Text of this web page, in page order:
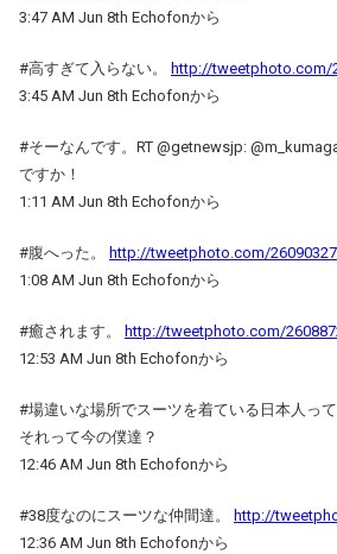
3:47 AM Jun 8th Echofonから
#高すぎて入らない。
http://tweetphoto.com/
3:45 AM Jun 8th Echofonから
#そーなんです。RT @getnewsjp:
ですか！
1:11 AM Jun 8th Echofonから
#腹へった。
http://tweetphoto.com/26090327
1:08 AM Jun 8th Echofonから
#癒されます。
http://tweetphoto.com/
12:53 AM Jun 8th Echofonから
#場違いな場所でスーツを着ている日本人っ
それって今の僕達？
12:46 AM Jun 8th Echofonから
#38度なのにスーツな仲間達。
http://
12:36 AM Jun 8th Echofonから